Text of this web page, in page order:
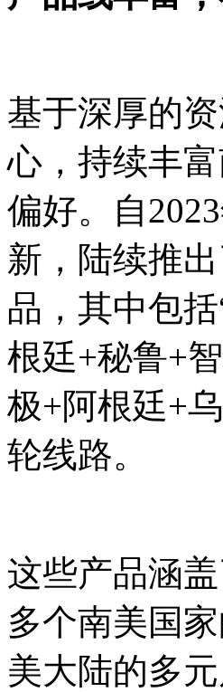
基于深厚的
心，持续丰
偏好。自
新，陆续推
品，其中包
根廷+秘鲁+
极+阿根廷+
轮线路。
这些产品涵
多个南美国
美大陆的多